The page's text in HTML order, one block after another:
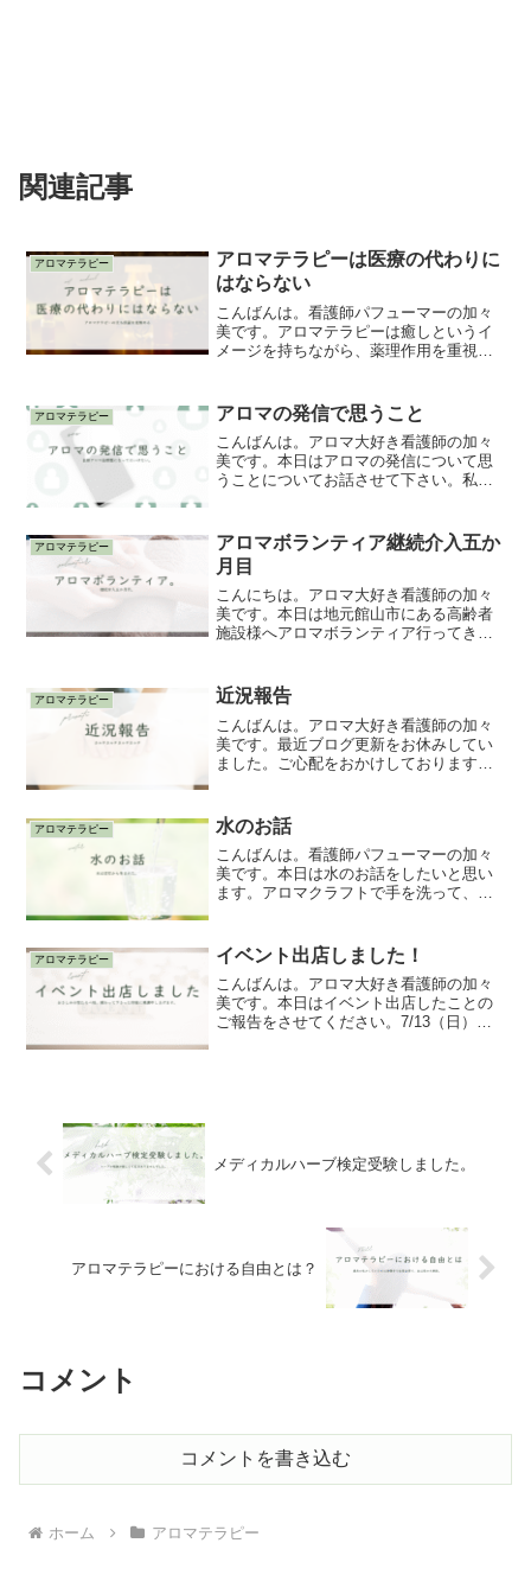
関連記事
アロマテラピー
アロマテラピーは医療の代わりに
はならない
こんばんは。看護師パフューマーの加々
美です。アロマテラピーは癒しというイ
メージを持ちながら、薬理作用を重視す
なると思いながら精油を使っていまし
た。今日は私の想いを含めて、...
アロマテラピー アロマの発信で思うこと
こんばんは。アロマ大好き看護師の加々
美です。本日はアロマの発信について思
うことについてお話させて下さい。私
ン精油を白湯に垂らして飲み続けて、口
の中に違和感を感じた。言い...
アロマテラピー
アロマボランティア継続介入五か
月目
こんにちは。アロマ大好き看護師の加々
美です。本日は地元館山市にある高齢者
施設様へアロマボランティア行ってきま
しかったです💓継続介入5ヶ月目ですが、
これからも喜んでもらえ...
アロマテラピー 近況報告
こんばんは。アロマ大好き看護師の加々
美です。最近ブログ更新をお休みしてい
ました。ご心配をおかけしております。
上げていました。アロマトリートメント
をして、実際にカルテを...
アロマテラピー 水のお話
こんばんは。看護師パフューマーの加々
美です。本日は水のお話をしたいと思い
ます。アロマクラフトで手を洗って、ビ
使います。今日は普段何気なく使ってい
るものを少し調べてみまし...
アロマテラピー イベント出店しました！
こんばんは。アロマ大好き看護師の加々
美です。本日はイベント出店したことの
ご報告をさせてください。7/13（日）
メディカルハーブ検定受験しました。
アロマテラピーにおける自由とは？
コメント
コメントを書き込む
ホーム アロマテラピー